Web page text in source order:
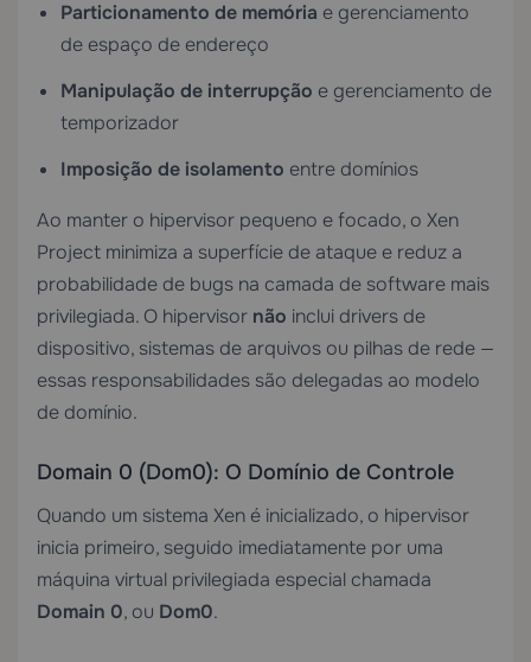
Particionamento de memória e gerenciamento
de espaço de endereço
Manipulação de interrupção e gerenciamento de
temporizador
Imposição de isolamento entre domínios
Ao manter o hipervisor pequeno e focado, o Xen
Project minimiza a superfície de ataque e reduz a
probabilidade de bugs na camada de software mais
privilegiada. O hipervisor não inclui drivers de
dispositivo, sistemas de arquivos ou pilhas de rede —
essas responsabilidades são delegadas ao modelo
de domínio.
Domain 0 (Dom0): O Domínio de Controle
Quando um sistema Xen é inicializado, o hipervisor
inicia primeiro, seguido imediatamente por uma
máquina virtual privilegiada especial chamada
Domain 0, ou Dom0.